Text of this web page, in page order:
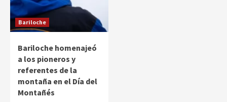
Bariloche
Bariloche homenajeó
a los pioneros y
referentes de la
montaña en el Día del
Montañés